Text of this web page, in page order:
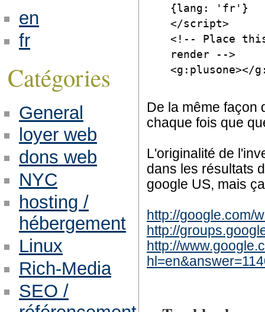
{lang: 'fr'}
</script>
<!-- Place
render -->
<g:plusone></
De la même façon
chaque fois que
L'originalité de
dans les résultats
google US, mais
http://google.com/
http://
http://
en
fr
Catégories
General
loyer web
dons web
NYC
hosting /
hébergement
Linux
Rich-Media
SEO /